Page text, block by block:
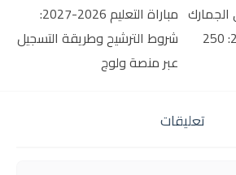
من الدرجة الثانية 2026: 250
مباراة التعليم 2026-2027:
شروط الترشيح وطريقة التسجيل
عبر منصة ولوج
تعليقات